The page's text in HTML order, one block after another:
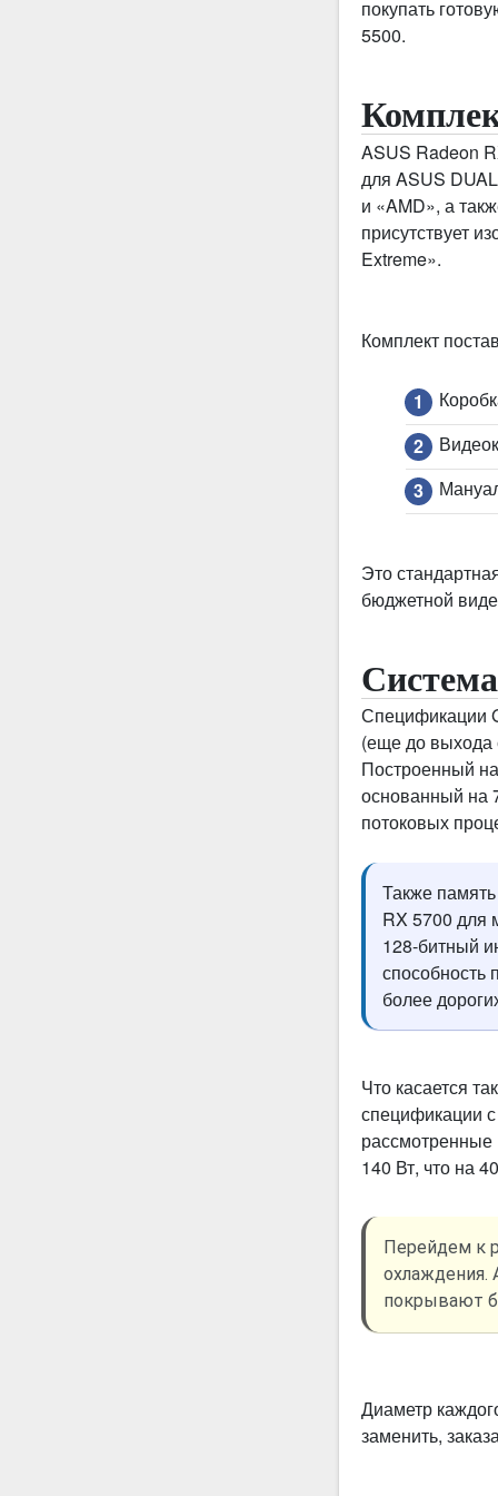
покупать
5500.
ASUS Radeon
для ASUS
и «AMD», а
присутствует
Extreme».
Комплект
Это
бюджетной
Спецификации
(еще до выхода
Построенный
основанный на
потоковых
Также
RX 5700 для
128-битный
способность
более
Что касается
спецификации с
140 Вт, что на
Перейдем к
охлаждения.
покрывают
Диаметр
заменить,